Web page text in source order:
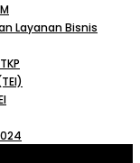
Layanan Bisnis